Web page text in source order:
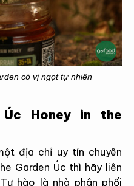
có vị ngọt tự nhiên
Honey in the
địa chỉ uy tín chuyên
Garden Úc thì hãy liên
hào là nhà phân phối